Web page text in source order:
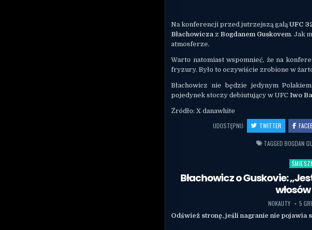
Na konferencji przed jutrzejszą galąUFC
Błachowicza z Bogdanem Guskovem. Jak
atmosferze.
Warto natomiast wspomnieć, że na
fryzury. Było to oczywiście zrobione w
Błachowicz nie będzie jedynym
pojedynek stoczy debiutujący w UFCIwo
Źródło: X danawhite
UDOSTĘPNIJ: TWITTER
TAGGEDBOGDAN
Posted
Błachowicz o Guskovie:
NOKAUTY 5
Odśwież stronę, jeśli nagranie nie pojawia